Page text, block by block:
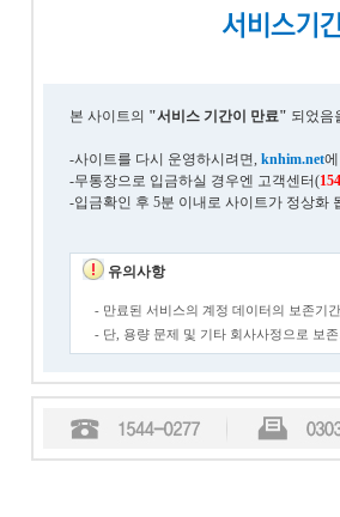
본 사이트의 "서비스 기간이 만료" 되었음
-사이트를 다시 운영하시려면, knhim.net
-무통장으로 입금하실 경우엔 고객센터(
-입금확인 후 5분 이내로 사이트가 정상화
유의사항
- 만료된 서비스의 계정 데이터의 보존기
- 단, 용량 문제 및 기타 회사사정으로 보